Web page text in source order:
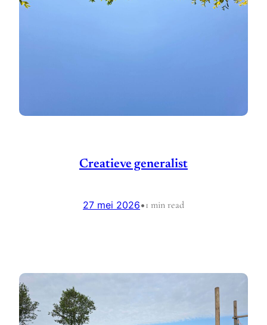
Creatieve generalist
27 mei 2026•1 min read